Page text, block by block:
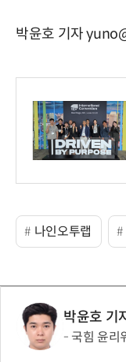
박윤호 기자
나인오투랩
박윤호 기
국힘 윤리위, '